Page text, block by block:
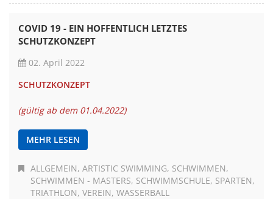
COVID 19 - EIN HOFFENTLICH LETZTES
SCHUTZKONZEPT
02. April 2022
SCHUTZKONZEPT
(gültig ab dem 01.04.2022)
MEHR LESEN
ALLGEMEIN ARTISTIC SWIMMING SCHWIMMEN
SCHWIMMEN - MASTERS SCHWIMMSCHULE SPARTEN
TRIATHLON VEREIN WASSERBALL